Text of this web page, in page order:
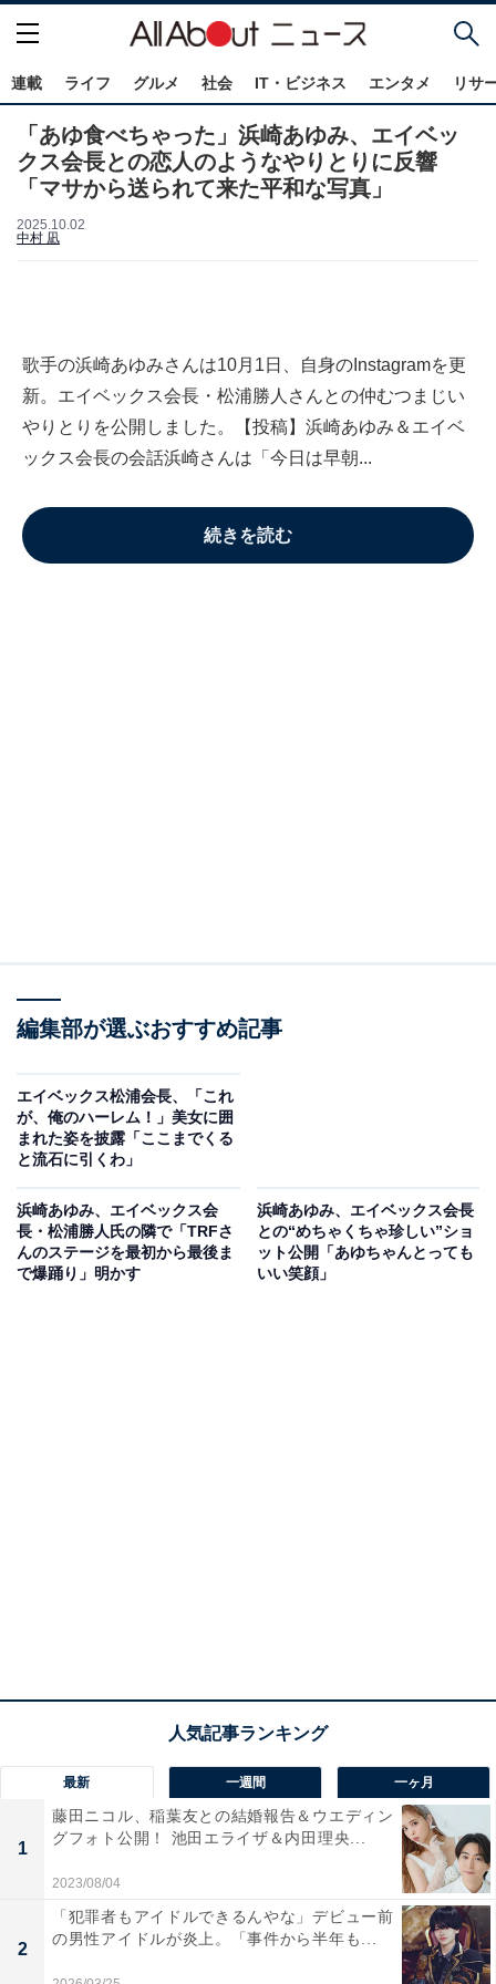
連載 ライフ グルメ 社会 IT・ビジネス エンタメ リサ
「あゆ食べちゃった」浜崎あゆみ、エイベッ
クス会長との恋人のようなやりとりに反響
「マサから送られて来た平和な写真」
2025.10.02
中村 凪
歌手の浜崎あゆみさんは10月1日、自身のInstagramを更
新。エイベックス会長・松浦勝人さんとの仲むつまじい
やりとりを公開しました。【投稿】浜崎あゆみ＆エイベ
ックス会長の会話浜崎さんは「今日は早朝...
続きを読む
編集部が選ぶおすすめ記事
エイベックス松浦会長、「これ
が、俺のハーレム！」美女に囲
まれた姿を披露「ここまでくる
と流石に引くわ」
浜崎あゆみ、エイベックス会
長・松浦勝人氏の隣で「TRFさ
んのステージを最初から最後ま
で爆踊り」明かす
浜崎あゆみ、エイベックス会長
との“めちゃくちゃ珍しい”ショ
ット公開「あゆちゃんとっても
いい笑顔」
最新 一週間 一ヶ月
1
藤田ニコル、稲葉友との結婚報告＆ウエディン
グフォト公開！ 池田エライザ＆内田理央...
2023/08/04
2
「犯罪者もアイドルできるんやな」デビュー前
の男性アイドルが炎上。「事件から半年も...